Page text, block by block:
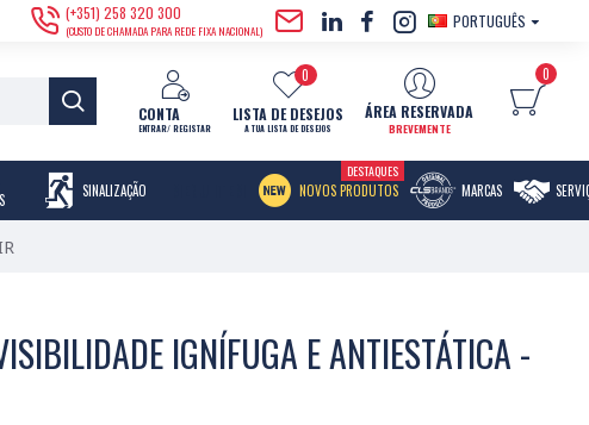
(+351) 258 320 300
(CUSTO DE CHAMADA PARA REDE FIXA NACIONAL)
PORTUGUÊS
CONTA
ENTRAR/ REGISTAR
LISTA DE DESEJOS
A TUA LISTA DE DESEJOS
0
ÁREA RESERVADA
BREVEMENTE
0
SINALIZAÇÃO NOVOS PRODUTOS
DESTAQUES
MARCAS
IGNÍFUGA E ANTIESTÁTICA -